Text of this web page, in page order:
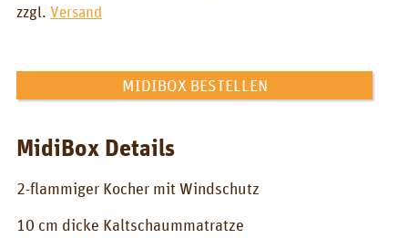
Fotos
KONTAKT
QUQUQ
zzgl. Versand
MIDIBOX BESTELLEN
MidiBox Details
2-flammiger Kocher mit Windschutz
10 cm dicke Kaltschaummatratze